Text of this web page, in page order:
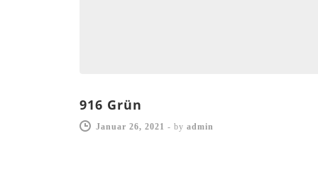
916 Grün
Januar 26, 2021 - by admin